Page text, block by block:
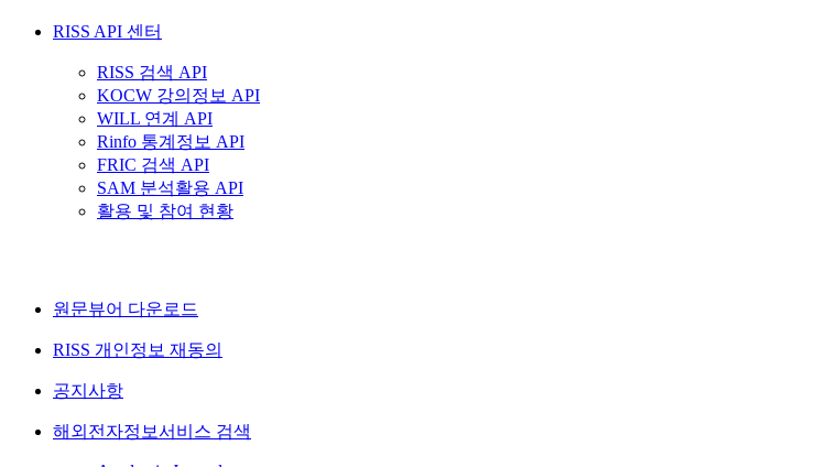
RISS API 센터
RISS 검색 API
KOCW 강의정보 API
WILL 연계 API
Rinfo 통계정보 API
FRIC 검색 API
SAM 분석활용 API
활용 및 참여 현황
원문뷰어 다운로드
RISS 개인정보 재동의
공지사항
해외전자정보서비스 검색